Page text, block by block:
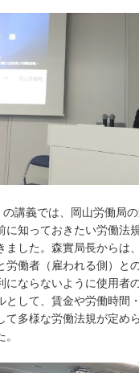
講義では、岡山労働局
に知っておきたい労働法
ました。森實局長からは
労働者（雇われる側）と
にならないように使用者
として、賃金や労働時間
て多様な労働法規が定め